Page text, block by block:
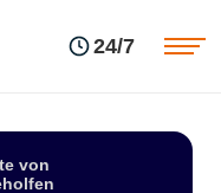
24/7
von